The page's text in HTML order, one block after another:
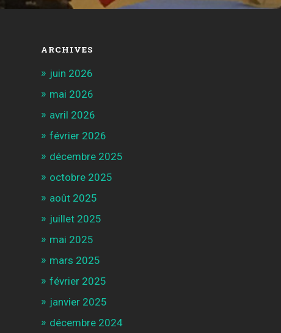
ARCHIVES
juin 2026
mai 2026
avril 2026
février 2026
décembre 2025
octobre 2025
août 2025
juillet 2025
mai 2025
mars 2025
février 2025
janvier 2025
décembre 2024